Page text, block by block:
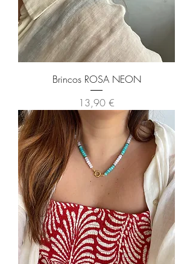
Brincos ROSA NEON
Preço
13,90 €